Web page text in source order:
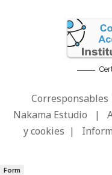
Nakama Estudio |
y cookies |
Form